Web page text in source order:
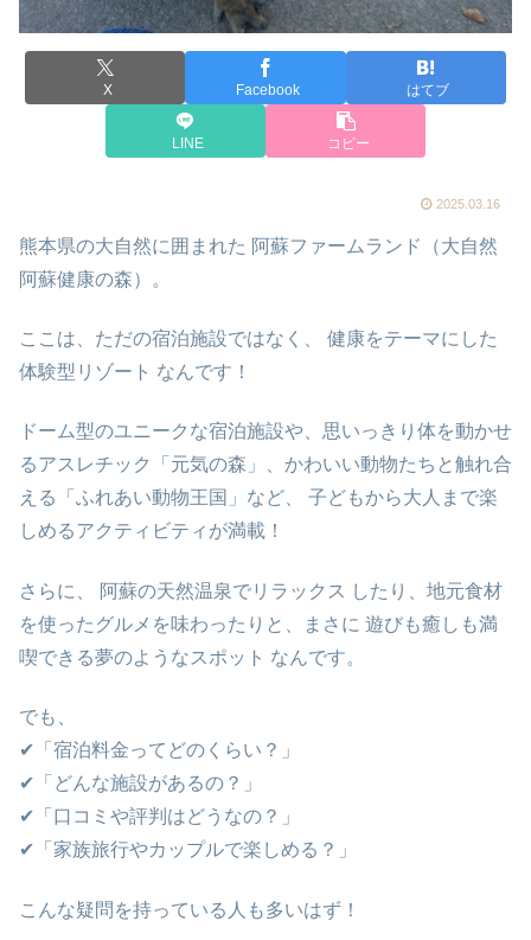
X Facebook はてブ
LINE コピー
2025.03.16
熊本県の大自然に囲まれた 阿蘇ファームランド（大自然
阿蘇健康の森）。
ここは、ただの宿泊施設ではなく、 健康をテーマにした
体験型リゾート なんです！
ドーム型のユニークな宿泊施設や、思いっきり体を動かせ
るアスレチック「元気の森」、かわいい動物たちと触れ合
える「ふれあい動物王国」など、 子どもから大人まで楽
しめるアクティビティが満載！
さらに、 阿蘇の天然温泉でリラックス したり、地元食材
を使ったグルメを味わったりと、まさに 遊びも癒しも満
喫できる夢のようなスポット なんです。
でも、
✔「宿泊料金ってどのくらい？」
✔「どんな施設があるの？」
✔「口コミや評判はどうなの？」
✔「家族旅行やカップルで楽しめる？」
こんな疑問を持っている人も多いはず！